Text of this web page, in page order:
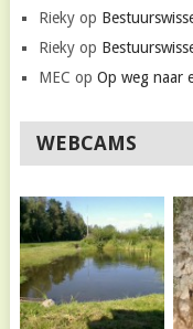
Riekyop
Riekyop
MEC op Op weg naar
WEBCAMS